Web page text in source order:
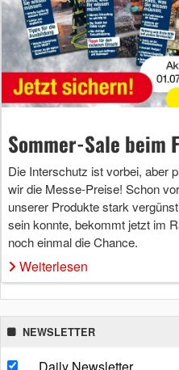
Sommer-Sale beim
Die Interschutz ist vorbei, aber
wir die Messe-Preise! Schon
unserer Produkte stark
sein konnte, bekommt jetzt im
noch einmal die Chance.
Weiterlesen
NEWSLETTER
Daily Newsletter